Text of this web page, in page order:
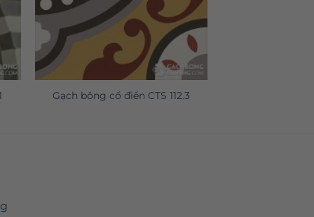
Gạch bông cổ điển CTS 112.3